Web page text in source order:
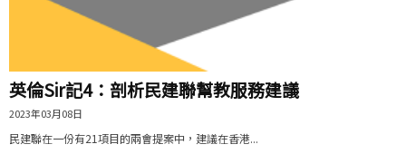
英倫Sir記4：剖析民建聯幫教服務建議
2023年03月08日
民建聯在一份有21項目的兩會提案中，建議在香港...